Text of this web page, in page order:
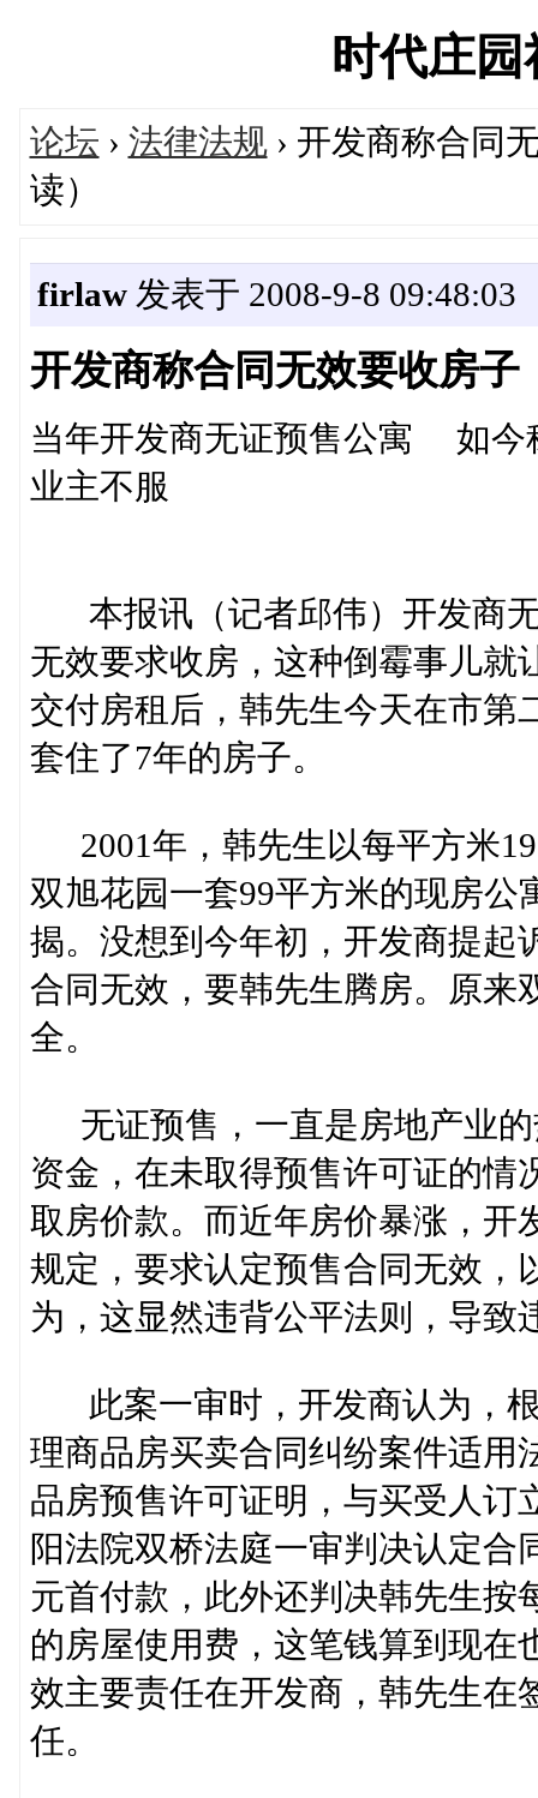
时代庄
论坛 › 法律法规› 开发商称合同
读）
firlaw发表于 2008-9-8 09:48:03
开发商称合同无效要收房
当年开发商无证预售公寓 如
业主不服
本报讯（记者邱伟）开发商无
无效要求收房，这种倒霉事儿就
交付房租后，韩先生今天在市第
套住了7年的房子。
2001年，韩先生以每平方米
双旭花园一套99平方米的现房
揭。没想到今年初，开发商提起
合同无效，要韩先生腾房。原来
全。
无证预售，一直是房地产业的
资金，在未取得预售许可证的情
取房价款。而近年房价暴涨，开
规定，要求认定预售合同无效，
为，这显然违背公平法则，导致
此案一审时，开发商认为，根
理商品房买卖合同纠纷案件适用
品房预售许可证明，与买受人订
阳法院双桥法庭一审判决认定合
元首付款，此外还判决韩先生按
的房屋使用费，这笔钱算到现在
效主要责任在开发商，韩先生在
任。